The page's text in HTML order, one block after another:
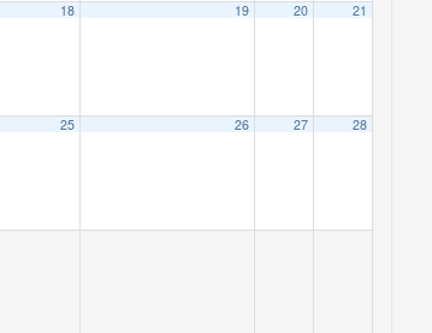
18 19 20 21
25 26 27 28